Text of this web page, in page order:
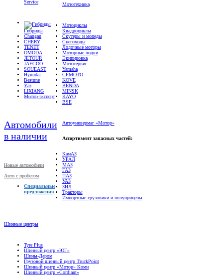
Гибриды
Changan
CHERY
TENET
OMODA
JETOUR
JAECOO
SOUEAST
Hyundai
Bestune
Уаз
LIXIANG
Мотор-эксперт
в наличии
Авто с пробегом
Специальные
предложения
Квадроциклы
Скутеры и мопеды
Снегоходы
Лодочные моторы
Моторные лодки
Экипировка
Мотосервис
Yamaha
CFMOTO
KOVE
BENDA
MINSK
KAYO
BSE
УРАЛ
МАЗ
ГАЗ
ПАЗ
УАЗ
ЗИЛ
Тракторы
Импортные грузовики и полуприцепы
Шинный центр «ЮГ»
Шины-Даром
Грузовой шинный центр TruckPoint
Шинный центр «Мотор» Коми
Шинный центр «Cordiant»